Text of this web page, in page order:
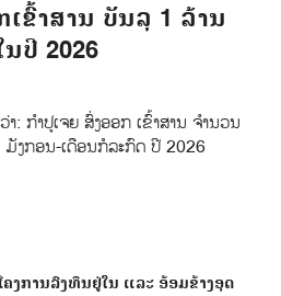
ຂົ້າສານ ບັນລຸ 1 ລ້ານ
ປີ 2026
າ: ກໍາປູເຈຍ ສົ່ງອອກ ເຂົ້າສານ ຈຳນວນ
ງກອນ-ເດືອນກໍລະກົດ ປີ 2026
ງການລົງທຶນຢູ່ໃນ ແລະ ອ້ອມຂ້າງອຸດ